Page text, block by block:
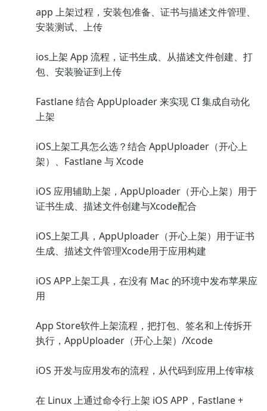
app 上架过程，安装包准备、证书与描述文件管理、
安装测试、上传
ios上架 App 流程，证书生成、从描述文件创建、打
包、安装验证到上传
Fastlane 结合 AppUploader 来实现 CI 集成自动化
上架
iOS上架工具怎么选？结合 AppUploader（开心上
架）、Fastlane 与 Xcode
iOS 应用辅助上架，AppUploader（开心上架）用于
证书生成、描述文件创建与Xcode配合
iOS上架工具，AppUploader（开心上架）用于证书
生成、描述文件管理Xcode用于应用构建
iOS APP上架工具，在没有 Mac 的环境中发布苹果应
用
App Store软件上架流程，把打包、签名和上传拆开
执行，AppUploader（开心上架）/Xcode
iOS 开发与应用发布的流程，从代码到应用上传审核
在 Linux 上通过命令行上架 iOS APP，Fastlane +